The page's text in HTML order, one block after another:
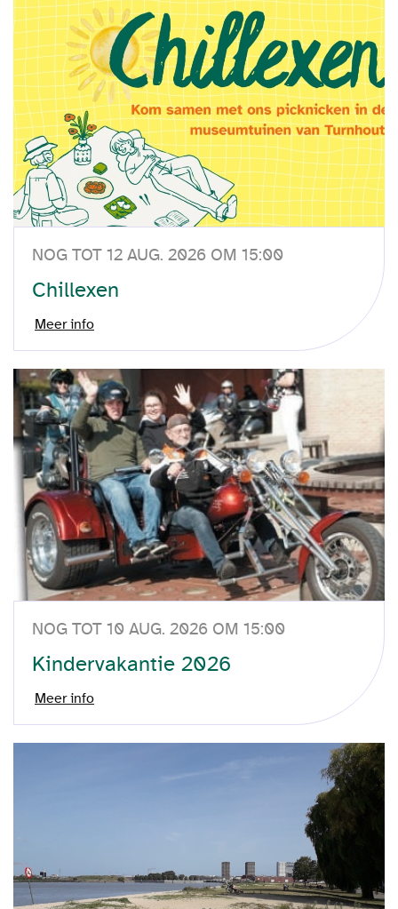
NOG TOT 12 AUG. 2026 OM 15:00
Chillexen
Meer info
NOG TOT 10 AUG. 2026 OM 15:00
Kindervakantie 2026
Meer info